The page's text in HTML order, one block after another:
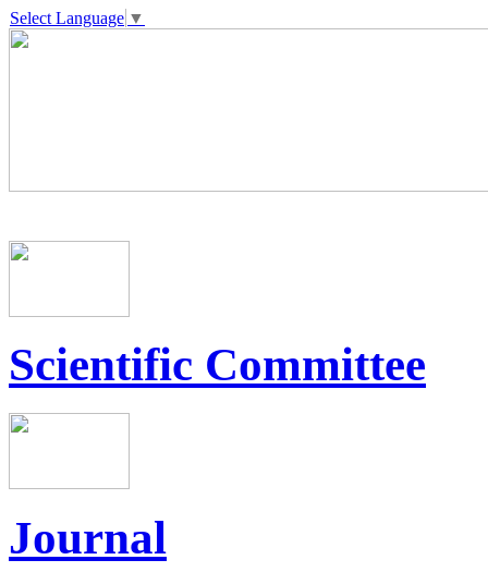
Select Language ▼
Scientific Committee
Journal